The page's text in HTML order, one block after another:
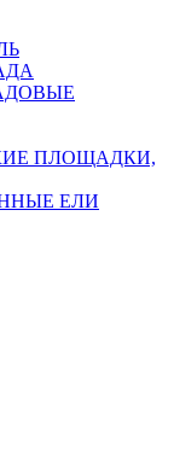
ПЛОЩАДКИ,
ЕЛИ